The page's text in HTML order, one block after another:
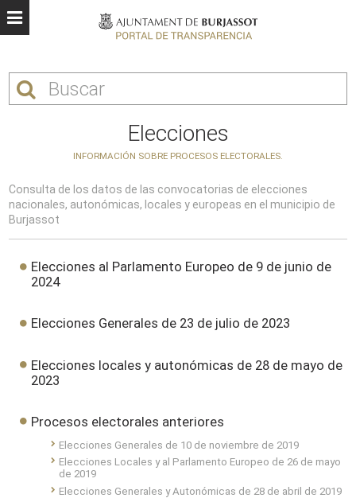
Elecciones
INFORMACIÓN SOBRE PROCESOS ELECTORALES.
Consulta de los datos de las convocatorias de elecciones
nacionales, autonómicas, locales y europeas en el municipio de
Burjassot
Elecciones al Parlamento Europeo de 9 de junio de
2024
Elecciones Generales de 23 de julio de 2023
Elecciones locales y autonómicas de 28 de mayo de
2023
Procesos electorales anteriores
Elecciones Generales de 10 de noviembre de 2019
Elecciones Locales y al Parlamento Europeo de 26 de mayo
de 2019
Elecciones Generales y Autonómicas de 28 de abril de 2019